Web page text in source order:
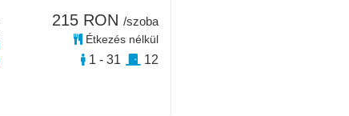
215 RON /szoba
Étkezés nélkül
1 - 31 12